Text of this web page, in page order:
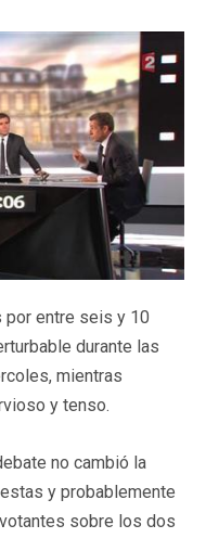
por entre seis y 10
durante las
mientras
y tenso.
no cambió la
y probablemente
sobre los dos